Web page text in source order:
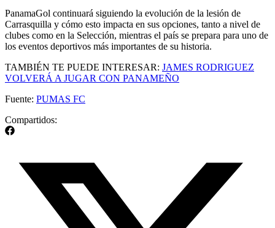
PanamaGol continuará siguiendo la evolución de la lesión de
Carrasquilla y cómo esto impacta en sus opciones, tanto a nivel de
clubes como en la Selección, mientras el país se prepara para uno de
los eventos deportivos más importantes de su historia.
TAMBIÉN TE PUEDE INTERESAR: JAMES RODRIGUEZ
VOLVERÁ A JUGAR CON PANAMEÑO
Fuente: PUMAS FC
Compartidos: